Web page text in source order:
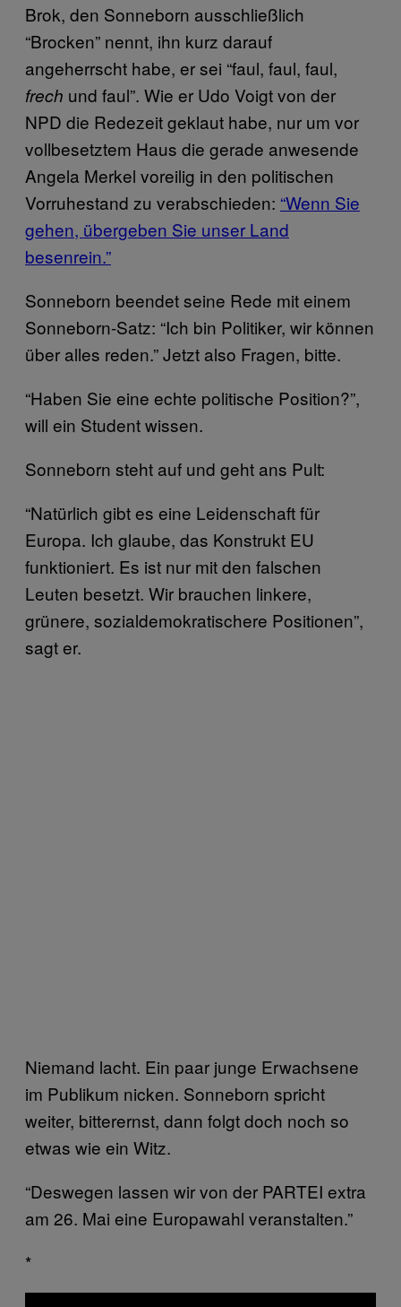
Brok, den Sonneborn ausschließlich
“Brocken” nennt, ihn kurz darauf
angeherrscht habe, er sei “faul, faul, faul,
frech und faul”. Wie er Udo Voigt von der
NPD die Redezeit geklaut habe, nur um vor
vollbesetztem Haus die gerade anwesende
Angela Merkel voreilig in den politischen
Vorruhestand zu verabschieden: “Wenn Sie
gehen, übergeben Sie unser Land
besenrein.”
Sonneborn beendet seine Rede mit einem
Sonneborn-Satz: “Ich bin Politiker, wir können
über alles reden.” Jetzt also Fragen, bitte.
“Haben Sie eine echte politische Position?”,
will ein Student wissen.
Sonneborn steht auf und geht ans Pult:
“Natürlich gibt es eine Leidenschaft für
Europa. Ich glaube, das Konstrukt EU
funktioniert. Es ist nur mit den falschen
Leuten besetzt. Wir brauchen linkere,
grünere, sozialdemokratischere Positionen”,
sagt er.
Niemand lacht. Ein paar junge Erwachsene
im Publikum nicken. Sonneborn spricht
weiter, bitterernst, dann folgt doch noch so
etwas wie ein Witz.
“Deswegen lassen wir von der PARTEI extra
am 26. Mai eine Europawahl veranstalten.”
*